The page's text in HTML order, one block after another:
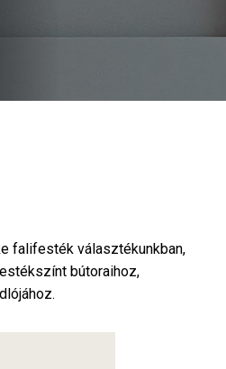
falifesték választékunkban,
bútoraihoz,